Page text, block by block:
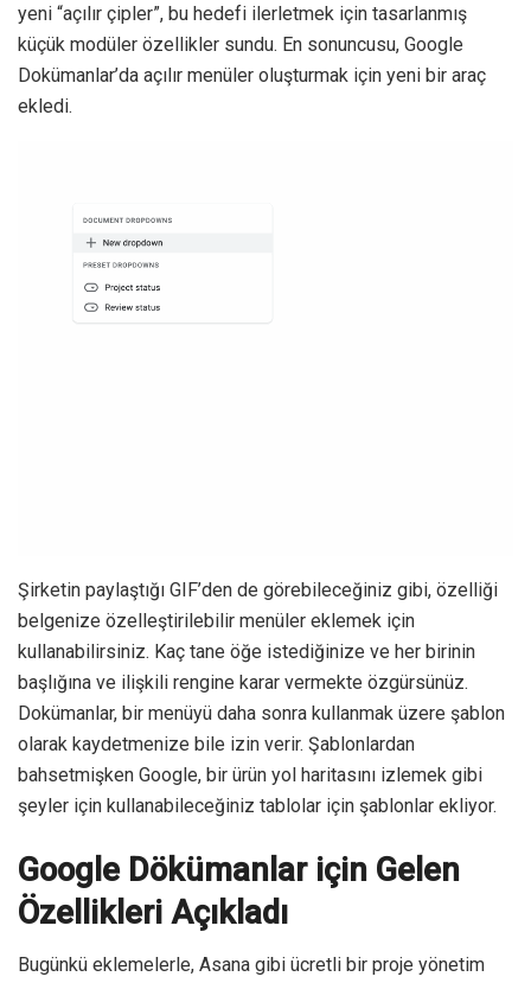
yeni “açılır çipler”, bu hedefi ilerletmek için tasarlanmış
küçük modüler özellikler sundu. En sonuncusu, Google
Dokümanlar’da açılır menüler oluşturmak için yeni bir araç
ekledi.
Şirketin paylaştığı GIF’den de görebileceğiniz gibi, özelliği
belgenize özelleştirilebilir menüler eklemek için
kullanabilirsiniz. Kaç tane öğe istediğinize ve her birinin
başlığına ve ilişkili rengine karar vermekte özgürsünüz.
Dokümanlar, bir menüyü daha sonra kullanmak üzere şablon
olarak kaydetmenize bile izin verir. Şablonlardan
bahsetmişken Google, bir ürün yol haritasını izlemek gibi
şeyler için kullanabileceğiniz tablolar için şablonlar ekliyor.
Google Dökümanlar için Gelen
Özellikleri Açıkladı
Bugünkü eklemelerle, Asana gibi ücretli bir proje yönetim